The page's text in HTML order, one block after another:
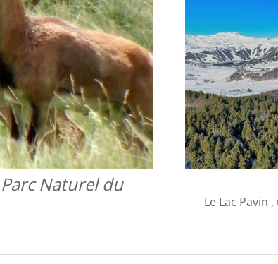
Naturel du
Le Lac Pavin